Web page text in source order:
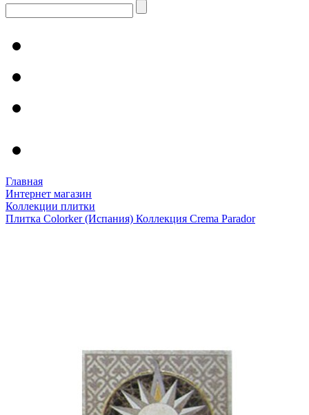
Главная
Интернет магазин
Коллекции плитки
Плитка Colorker (Испания) Коллекция Crema Parador